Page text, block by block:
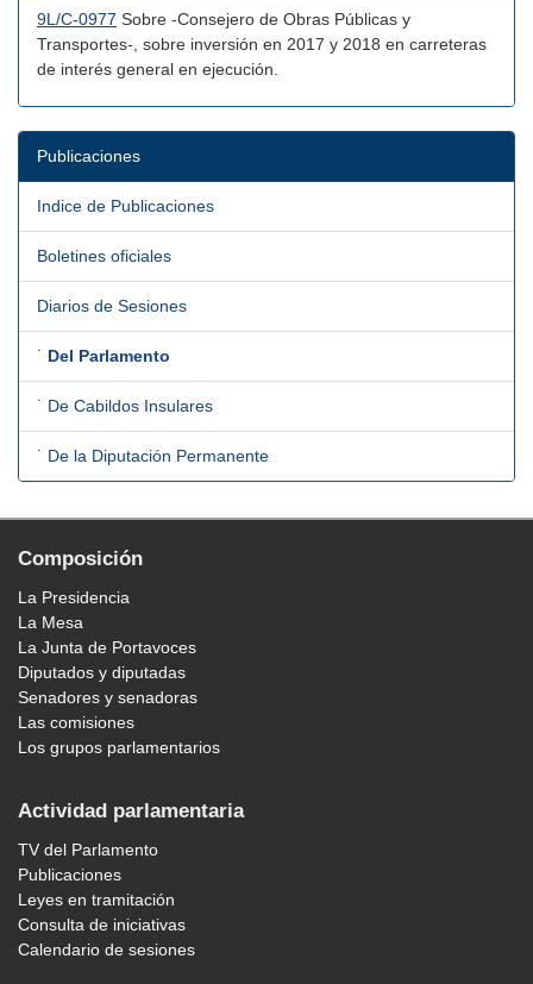
9L/C-0977 Sobre -Consejero de Obras Públicas y
Transportes-, sobre inversión en 2017 y 2018 en carreteras
de interés general en ejecución.
Publicaciones
Indice de Publicaciones
Boletines oficiales
Diarios de Sesiones
˙ Del Parlamento
˙ De Cabildos Insulares
˙ De la Diputación Permanente
Composición
La Presidencia
La Mesa
La Junta de Portavoces
Diputados y diputadas
Senadores y senadoras
Las comisiones
Los grupos parlamentarios
Actividad parlamentaria
TV del Parlamento
Publicaciones
Leyes en tramitación
Consulta de iniciativas
Calendario de sesiones